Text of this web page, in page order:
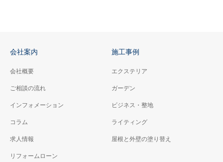
会社案内
会社概要
ご相談の流れ
インフォメーション
コラム
求人情報
リフォームローン
施工事例
エクステリア
ガーデン
ビジネス・整地
ライティング
屋根と外壁の塗り替え